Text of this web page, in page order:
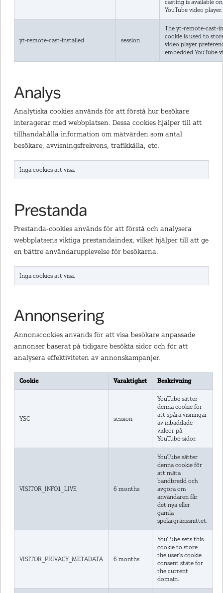
casting is available
YouTube video player.
yt-remote-cast-installed session
The yt-remote-cast-
cookie is used to
video player
embedded YouTube
Analys
Analytiska cookies används för att förstå hur besökare
interagerar med webbplatsen. Dessa cookies hjälper till att
tillhandahålla information om mätvärden som antal
besökare, avvisningsfrekvens, trafikkälla, etc.
Inga cookies att visa.
Prestanda
Prestanda-cookies används för att förstå och analysera
webbplatsens viktiga prestandaindex, vilket hjälper till att ge
en bättre användarupplevelse för besökarna.
Inga cookies att visa.
Annonsering
Annonscookies används för att visa besökare anpassade
annonser baserat på tidigare besökta sidor och för att
analysera effektiviteten av annonskampanjer.
Cookie Varaktighet Beskrivning
YSC session
YouTube sätter
denna cookie för
att spåra visningar
av inbäddade
videor på
YouTube-sidor.
VISITOR_INFO1_LIVE 6 months
YouTube sätter
denna cookie för
att mäta
bandbredd och
avgöra om
användaren får
det nya eller
gamla
spelargränssnittet.
VISITOR_PRIVACY_METADATA 6 months
YouTube sets this
cookie to store
the user's cookie
consent state for
the current
domain.